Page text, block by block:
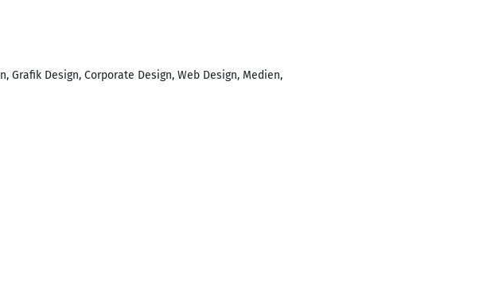
Design, Corporate Design, Web Design, Medien,